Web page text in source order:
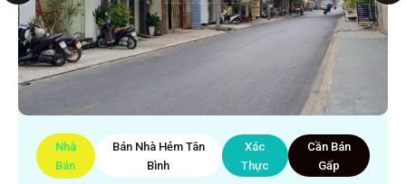
Nhà
Bán
Bán Nhà Hẻm Tân
Bình
Xác
Thực
Cần Bán
Gấp